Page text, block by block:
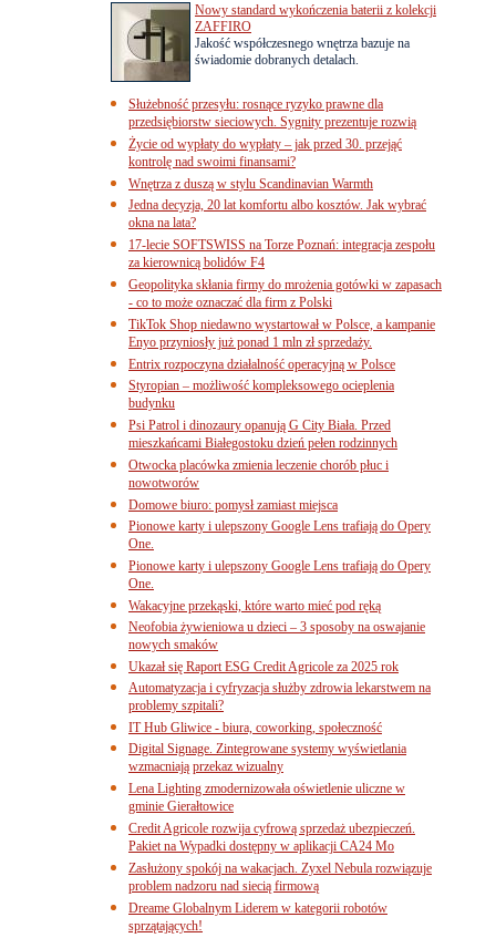
Nowy standard wykończenia baterii z kolekcji
ZAFFIRO
Jakość współczesnego wnętrza bazuje na
świadomie dobranych detalach.
Służebność przesyłu: rosnące ryzyko prawne dla
przedsiębiorstw sieciowych. Sygnity prezentuje rozwią
Życie od wypłaty do wypłaty – jak przed 30. przejąć
kontrolę nad swoimi finansami?
Wnętrza z duszą w stylu Scandinavian Warmth
Jedna decyzja, 20 lat komfortu albo kosztów. Jak wybrać
okna na lata?
17-lecie SOFTSWISS na Torze Poznań: integracja zespołu
za kierownicą bolidów F4
Geopolityka skłania firmy do mrożenia gotówki w zapasach
- co to może oznaczać dla firm z Polski
TikTok Shop niedawno wystartował w Polsce, a kampanie
Enyo przyniosły już ponad 1 mln zł sprzedaży.
Entrix rozpoczyna działalność operacyjną w Polsce
Styropian – możliwość kompleksowego ocieplenia
budynku
Psi Patrol i dinozaury opanują G City Biała. Przed
mieszkańcami Białegostoku dzień pełen rodzinnych
Otwocka placówka zmienia leczenie chorób płuc i
nowotworów
Domowe biuro: pomysł zamiast miejsca
Pionowe karty i ulepszony Google Lens trafiają do Opery
One.
Pionowe karty i ulepszony Google Lens trafiają do Opery
One.
Wakacyjne przekąski, które warto mieć pod ręką
Neofobia żywieniowa u dzieci – 3 sposoby na oswajanie
nowych smaków
Ukazał się Raport ESG Credit Agricole za 2025 rok
Automatyzacja i cyfryzacja służby zdrowia lekarstwem na
problemy szpitali?
IT Hub Gliwice - biura, coworking, społeczność
Digital Signage. Zintegrowane systemy wyświetlania
wzmacniają przekaz wizualny
Lena Lighting zmodernizowała oświetlenie uliczne w
gminie Gierałtowice
Credit Agricole rozwija cyfrową sprzedaż ubezpieczeń.
Pakiet na Wypadki dostępny w aplikacji CA24 Mo
Zasłużony spokój na wakacjach. Zyxel Nebula rozwiązuje
problem nadzoru nad siecią firmową
Dreame Globalnym Liderem w kategorii robotów
sprzątających!